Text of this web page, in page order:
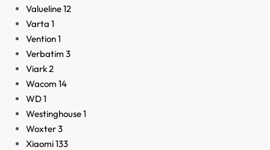
Valueline12
Varta 1
Vention1
Verbatim 3
Viark2
Wacom 14
WD1
Westinghouse1
Woxter3
Xiaomi133